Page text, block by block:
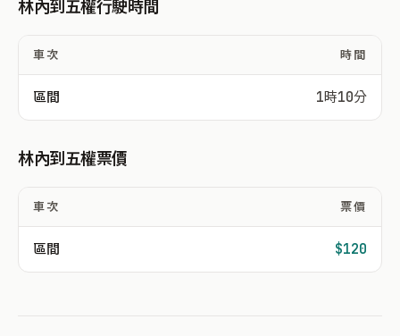
林內到五權行駛時間
車次 時間
區間 1時10分
林內到五權票價
車次 票價
區間 $120